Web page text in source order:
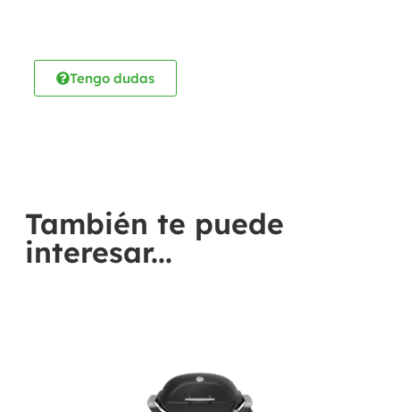
Tengo dudas
También te puede
interesar...